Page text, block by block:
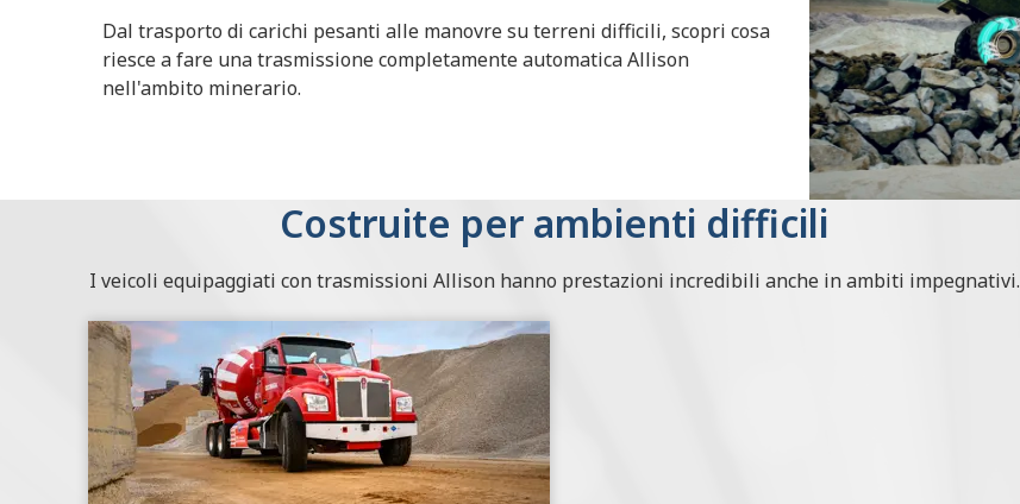
Dal trasporto di carichi pesanti alle manovre su terreni difficili, scopri cosa
riesce a fare una trasmissione completamente automatica Allison
nell'ambito minerario.
Costruite per ambienti difficili
I veicoli equipaggiati con trasmissioni Allison hanno prestazioni incredibili anche in ambiti impegnativi.